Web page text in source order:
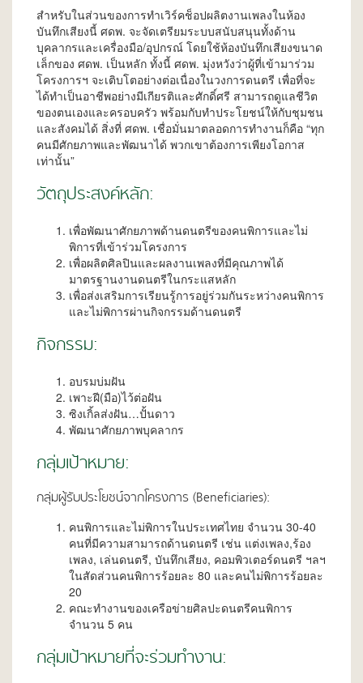
สำหรับในส่วนของการทำเวิร์คช็อปผลิตงานเพลงในห้อง
บันทึกเสียงนี้ ศดพ. จะจัดเตรียมระบบสนับสนุนทั้งด้าน
บุคลากรและเครื่องมือ/อุปกรณ์ โดยใช้ห้องบันทึกเสียงขนาด
เล็กของ ศดพ. เป็นหลัก ทั้งนี้ ศดพ. มุ่งหวังว่าผู้ที่เข้ามาร่วม
โครงการฯ จะเติบโตอย่างต่อเนื่องในวงการดนตรี เพื่อที่จะ
ได้ทำเป็นอาชีพอย่างมีเกียรติและศักดิ์ศรี สามารถดูแลชีวิต
ของตนเองและครอบครัว พร้อมกับทำประโยชน์ให้กับชุมชน
และสังคมได้ สิ่งที่ ศดพ. เชื่อมั่นมาตลอดการทำงานก็คือ “ทุก
คนมีศักยภาพและพัฒนาได้ พวกเขาต้องการเพียงโอกาส
เท่านั้น”
วัตถุประสงค์หลัก:
เพื่อพัฒนาศักยภาพด้านดนตรีของคนพิการและไม่
พิการที่เข้าร่วมโครงการ
เพื่อผลิตศิลปินและผลงานเพลงที่มีคุณภาพได้
มาตรฐานงานดนตรีในกระแสหลัก
เพื่อส่งเสริมการเรียนรู้การอยู่ร่วมกันระหว่างคนพิการ
และไม่พิการผ่านกิจกรรมด้านดนตรี
กิจกรรม:
อบรมบ่มฝัน
เพาะฝี(มือ)ไว้ต่อฝัน
ซิงเกิ้ลส่งฝัน…ปั้นดาว
พัฒนาศักยภาพบุคลากร
กลุ่มเป้าหมาย:
กลุ่มผู้รับประโยชน์จากโครงการ (Beneficiaries):
คนพิการและไม่พิการในประเทศไทย จำนวน 30-40
คนที่มีความสามารถด้านดนตรี เช่น แต่งเพลง,ร้อง
เพลง, เล่นดนตรี, บันทึกเสียง, คอมพิวเตอร์ดนตรี ฯลฯ
ในสัดส่วนคนพิการร้อยละ 80 และคนไม่พิการร้อยละ
20
คณะทำงานของเครือข่ายศิลปะดนตรีคนพิการ
จำนวน 5 คน
กลุ่มเป้าหมายที่จะร่วมทำงาน: